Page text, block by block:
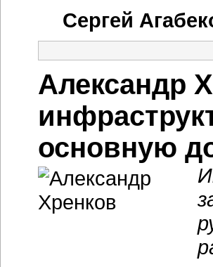
Сергей
Александр
основную